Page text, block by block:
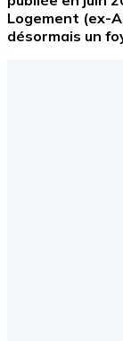
Logement (ex-
désormais un